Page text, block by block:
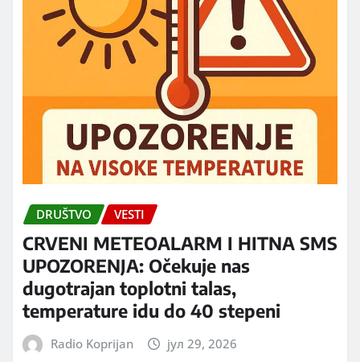
DRUŠTVO VESTI
CRVENI METEOALARM I HITNA SMS
UPOZORENJA: Očekuje nas
dugotrajan toplotni talas,
temperature idu do 40 stepeni
Radio Koprijan јул 29, 2026